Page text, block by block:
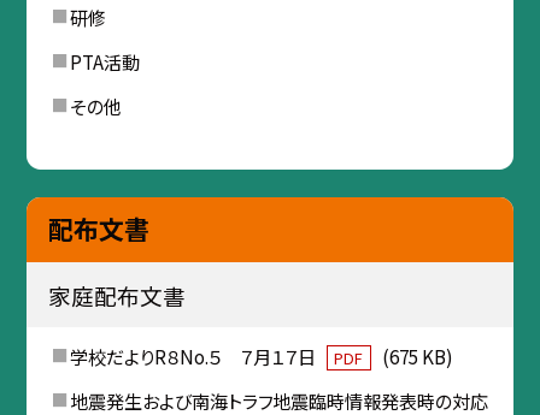
研修
PTA活動
その他
配布文書
家庭配布文書
学校だよりR８No.５ ７月１７日 PDF
(675 KB)
地震発生および南海トラフ地震臨時情報発表時の対応